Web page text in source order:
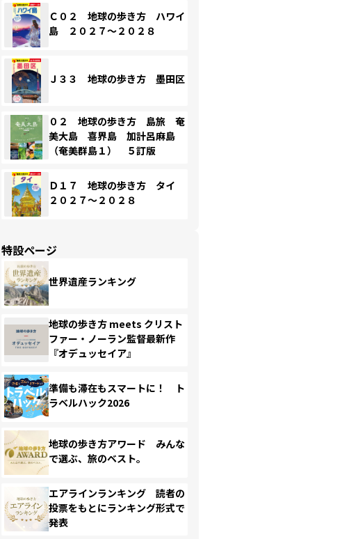
Ｃ０２ 地球の歩き方 ハワイ
島 ２０２７～２０２８
Ｊ３３ 地球の歩き方 墨田区
０２ 地球の歩き方 島旅 奄
美大島 喜界島 加計呂麻島
（奄美群島１） ５訂版
Ｄ１７ 地球の歩き方 タイ
２０２７～２０２８
特設ページ
世界遺産ランキング
地球の歩き方 meets クリスト
ファー・ノーラン監督最新作
『オデュッセイア』
準備も滞在もスマートに！ ト
ラベルハック2026
地球の歩き方アワード みんな
で選ぶ、旅のベスト。
エアラインランキング 読者の
投票をもとにランキング形式で
発表